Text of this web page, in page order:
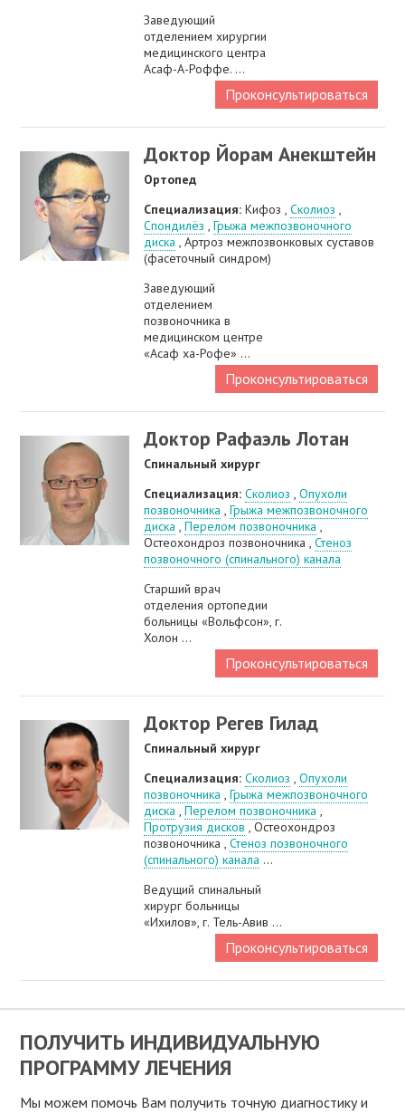
Заведующий
отделением хирургии
медицинского центра
Асаф-А-Роффе. ...
Проконсультироваться
Доктор Йорам Анекштейн
Ортопед
Специализация:Кифоз ,Сколиоз ,
Спондилёз ,Грыжа межпозвоночного
диска , Артроз межпозвонковых суставов
(фасеточный синдром)
Заведующий
отделением
позвоночника в
медицинском центре
«Асаф ха-Рофе» ...
Проконсультироваться
Доктор Рафаэль Лотан
Спинальный хирург
Специализация:Сколиоз ,Опухоли
позвоночника ,Грыжа межпозвоночного
диска ,Перелом позвоночника ,
Остеохондроз позвоночника ,Стеноз
позвоночного (спинального) канала
Старший врач
отделения ортопедии
больницы «Вольфсон», г.
Холон ...
Проконсультироваться
Доктор Регев Гилад
Спинальный хирург
Специализация:Сколиоз ,Опухоли
позвоночника ,Грыжа межпозвоночного
диска ,Перелом позвоночника ,
Протрузия дисков , Остеохондроз
позвоночника ,Стеноз позвоночного
(спинального) канала ...
Ведущий спинальный
хирург больницы
«Ихилов», г. Тель-Авив ...
Проконсультироваться
ПОЛУЧИТЬ ИНДИВИДУАЛЬНУЮ
ПРОГРАММУ ЛЕЧЕНИЯ
Мы можем помочь Вам получить точную диагностику и